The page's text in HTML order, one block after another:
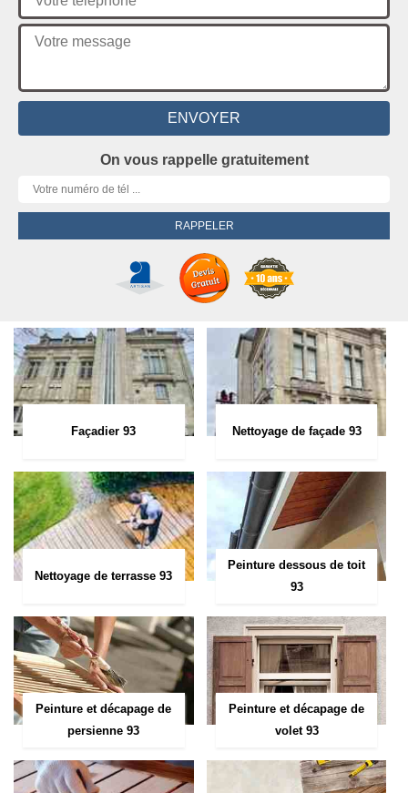
On vous rappelle gratuitement
Façadier 93 Nettoyage de façade 93
Nettoyage de terrasse 93
Peinture dessous de toit
93
Peinture et décapage de
persienne 93
Peinture et décapage de
volet 93